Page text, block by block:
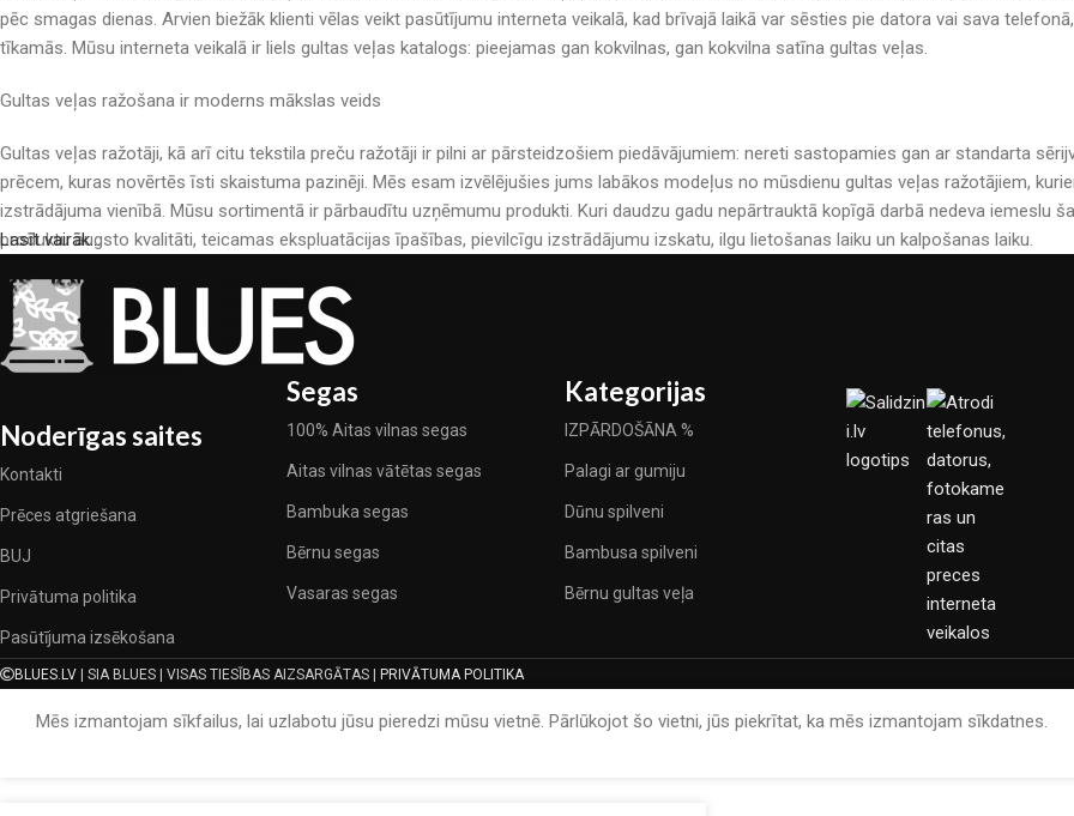
pēc smagas dienas. Arvien biežāk klienti vēlas veikt pasūtījumu interneta veikalā, kad brīvajā laikā var sēsties pie datora vai sava
tīkamās. Mūsu interneta veikalā ir liels gultas veļas katalogs: pieejamas gan kokvilnas, gan kokvilna satīna gultas veļas.
Gultas veļas ražošana ir moderns mākslas veids
Gultas veļas ražotāji, kā arī citu tekstila preču ražotāji ir pilni ar pārsteidzošiem piedāvājumiem: nereti sastopamies gan ar standarta
prēcem, kuras novērtēs īsti skaistuma pazinēji. Mēs esam izvēlējušies jums labākos modeļus no mūsdienu gultas veļas ražotājiem,
izstrādājuma vienībā. Mūsu sortimentā ir pārbaudītu uzņēmumu produkti. Kuri daudzu gadu nepārtrauktā kopīgā darbā nedeva iemeslu
produktu augsto kvalitāti, teicamas ekspluatācijas īpašības, pievilcīgu izstrādājumu izskatu, ilgu lietošanas laiku un kalpošanas laiku.
Lasīt vairāk...
Noderīgas saites
Kontakti
Prēces atgriešana
BUJ
Privātuma politika
Pasūtījuma izsēkošana
Segas
100% Aitas vilnas segas
Aitas vilnas vātētas segas
Bambuka segas
Bērnu segas
Vasaras segas
Kategorijas
IZPĀRDOŠĀNA %
Palagi ar gumiju
Dūnu spilveni
Bambusa spilveni
Bērnu gultas veļa
BLUES.LV | SIA BLUES | VISAS TIESĪBAS AIZSARGĀTAS | PRIVĀTUMA POLITIKA
Mēs izmantojam sīkfailus, lai uzlabotu jūsu pieredzi mūsu vietnē. Pārlūkojot šo vietni, jūs piekrītat, ka mēs izmantojam sīkdatnes.